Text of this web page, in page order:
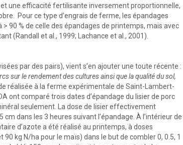
une efficacité fertilisante inversement proportionnelle,
Pour ce type d’engrais de ferme, les épandages
90 % de celle des épandages de printemps, mais avec
(Randall et al., 1999; Lachance et al., 2001).
par des pairs), vient s’en ajouter une toute récente :
sur le rendement des cultures ainsi que la qualité du sol,
réalisée à la ferme expérimentale de Saint-Lambert-
ont comparé trois dates d’épandage du lisier de porc
seulement. La dose de lisier effectivement
dans les 3 heures suivant l’épandage. À l’intérieur de
d’azote a été réalisé au printemps, à doses
kg N/ha pour le maïs) dans le but de combler 0, 0.5, 1